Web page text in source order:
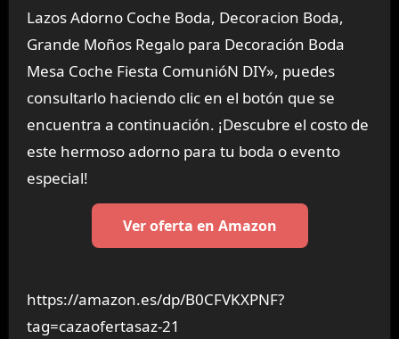
Lazos Adorno Coche Boda, Decoracion Boda,
Grande Moños Regalo para Decoración Boda
Mesa Coche Fiesta ComunióN DIY», puedes
consultarlo haciendo clic en el botón que se
encuentra a continuación. ¡Descubre el costo de
este hermoso adorno para tu boda o evento
especial!
Ver oferta en Amazon
https://amazon.es/dp/B0CFVKXPNF?
tag=cazaofertasaz-21